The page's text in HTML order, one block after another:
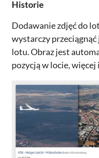
Historie
Dodawanie zdjęć do
wystarczy
lotu. Obraz jest
pozycją w locie,